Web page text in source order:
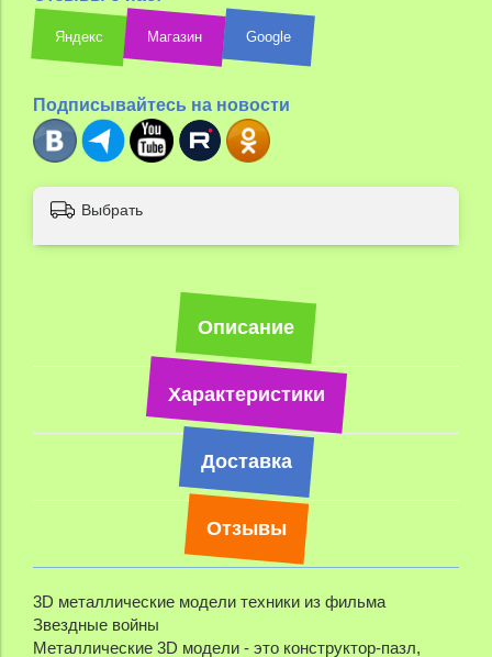
Яндекс Магазин Google
Подписывайтесь на новости
Выбрать
Описание
Характеристики
Доставка
Отзывы
3D металлические модели техники из фильма
Звездные войны
Металлические 3D модели - это конструктор-пазл,